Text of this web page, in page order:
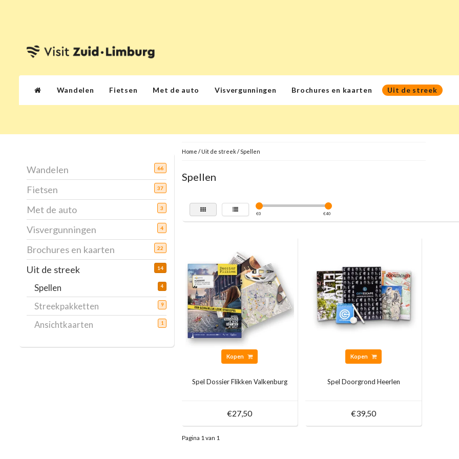
Wandelen Fietsen Met de auto Visvergunningen Brochures en kaarten Uit de streek
Wandelen 66
Fietsen 37
Met de auto 3
Visvergunningen 4
Brochures en kaarten 22
Uit de streek 14
Spellen 4
Streekpakketten 9
Ansichtkaarten 1
Home / Uit de streek/Spellen
Spellen
€0 €40
Kopen
Spel Dossier Flikken Valkenburg
€27,50
Kopen
Spel Doorgrond Heerlen
€39,50
Pagina 1 van 1